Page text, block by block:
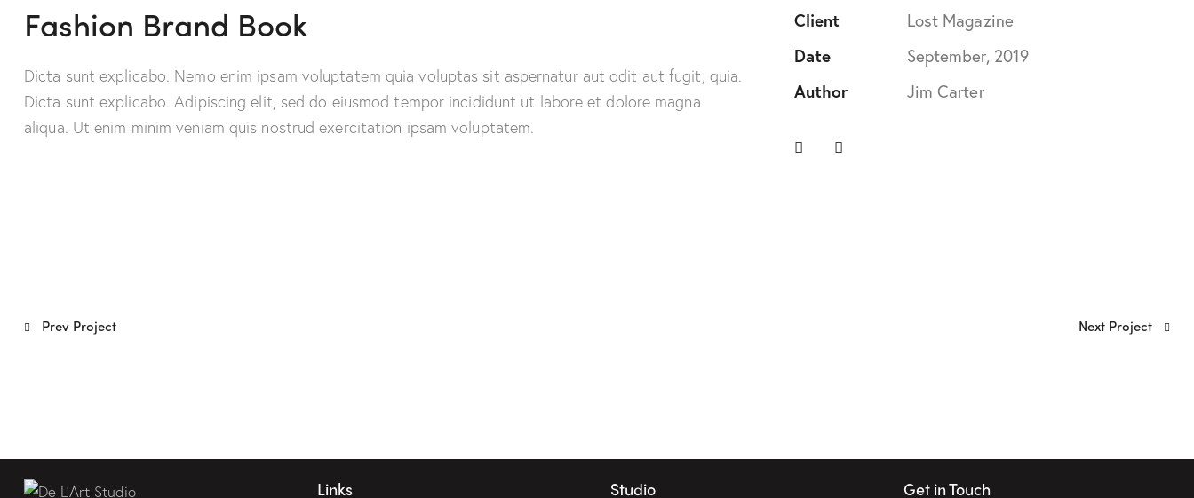
Fashion Brand Book
Dicta sunt explicabo. Nemo enim ipsam voluptatem quia voluptas sit aspernatur aut odit aut fugit, quia.
Dicta sunt explicabo. Adipiscing elit, sed do eiusmod tempor incididunt ut labore et dolore magna
aliqua. Ut enim minim veniam quis nostrud exercitation ipsam voluptatem.
Client
Lost Magazine
Date
September, 2019
Author
Jim Carter
Prev Project Next Project
Links Studio Get in Touch